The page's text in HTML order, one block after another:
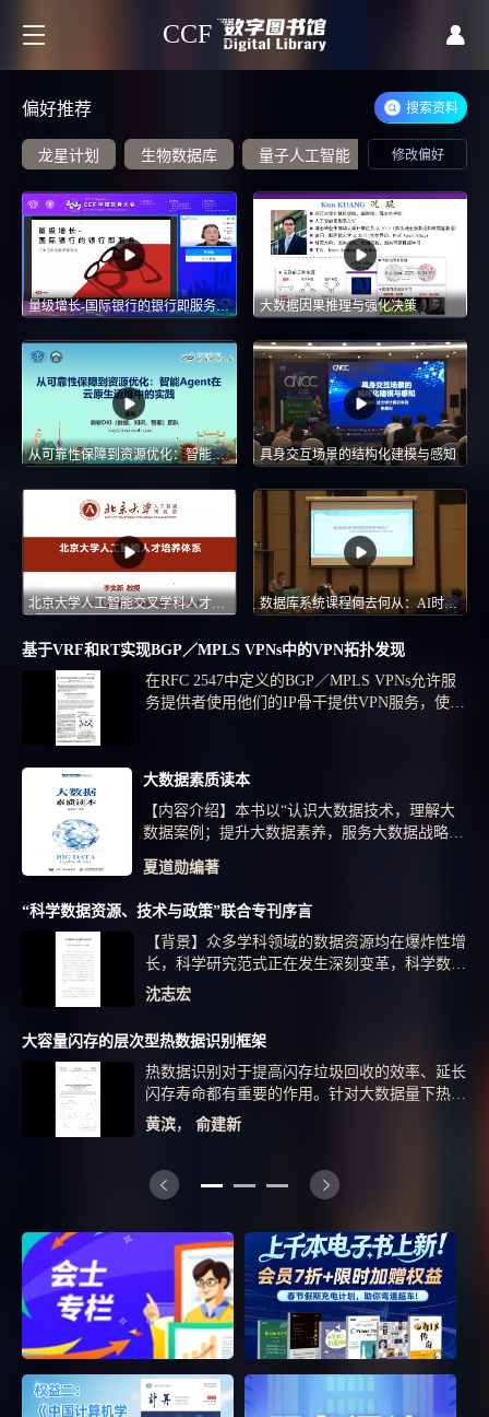
CCF
偏好推荐 搜索资料
龙星计划 生物数据库 量子人工智能 大数据
修改偏好
量级增长-国际银行的银行即服务BaaS--CCF2022中国软件大会：金融科技前沿技术与发展论坛 大数据因果推理与强化决策
从可靠性保障到资源优化：智能Agent在云原生运维中的实践-2025 CCF中国软件大会-CCF ChinaSoft 具身交互场景的结构化建模与感知
北京大学人工智能交叉学科人才培养体系 数据库系统课程何去何从：AI时代的数据基础设施能力培养探索-2026CCF未来计算机教育峰会（FCES 2026）
基于VRF和RT实现BGP／MPLS VPNs中的VPN拓扑发现
在RFC 2547中定义的BGP／MPLS VPNs允许服
务提供者使用他们的IP骨干提供VPN服务，使用
服务提供者在VPN内定义拥有任意数量结点的任
意拓扑。服务提供者能建立使用相同核心网络的
多个VPN。目前大多数服务提供者手工地或通过
使用配置的数据库实现BGP／MPLS VPNs。本
文描述的算法使VPN拓扑发现过程自动化。使用
该算法，服务提供者能使用当前网络配置信息自
动地发现VPN拓扑。
大数据素质读本
【内容介绍】本书以“认识大数据技术，理解大
数据案例；提升大数据素养，服务大数据战略”
为编写目标，全面系统地讲述了大数据所涉及的
国家政策、经济、产业链和技术发展。主要内容
包括信息技术的发展现状、大数据时...
夏道勋编著
“科学数据资源、技术与政策”联合专刊序言
【背景】众多学科领域的数据资源均在爆炸性增
长，科学研究范式正在发生深刻变革，科学数据
中心已成为学科领域数据应用的重要载体。科学
重中之重。【方法】本文通过对国内外典型科学
数据中心的软件栈架构进行剖析，指出了当前主
流软件栈架构在多源异构存储、管理、共享、分
析等方面的不足。【结果】提出了一套科学数据
中心基础软件栈参考架构及其原型实现，具备标
体系建设提供技术路线参考。
沈志宏
大容量闪存的层次型热数据识别框架
热数据识别对于提高闪存垃圾回收的效率、延长
闪存寿命都有重要的作用。针对大数据量下热数
据识别难的情况，该文提出一种层次型热数据识
下，识别和预测出大数据量中的热数据。
黄滨， 俞建新